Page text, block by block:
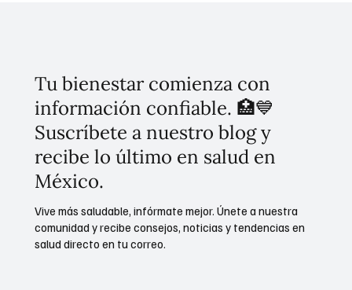
Tu bienestar comienza con
información confiable. 🏥💙
Suscríbete a nuestro blog y
recibe lo último en salud en
México.
Vive más saludable, infórmate mejor. Únete a nuestra
comunidad y recibe consejos, noticias y tendencias en
salud directo en tu correo.